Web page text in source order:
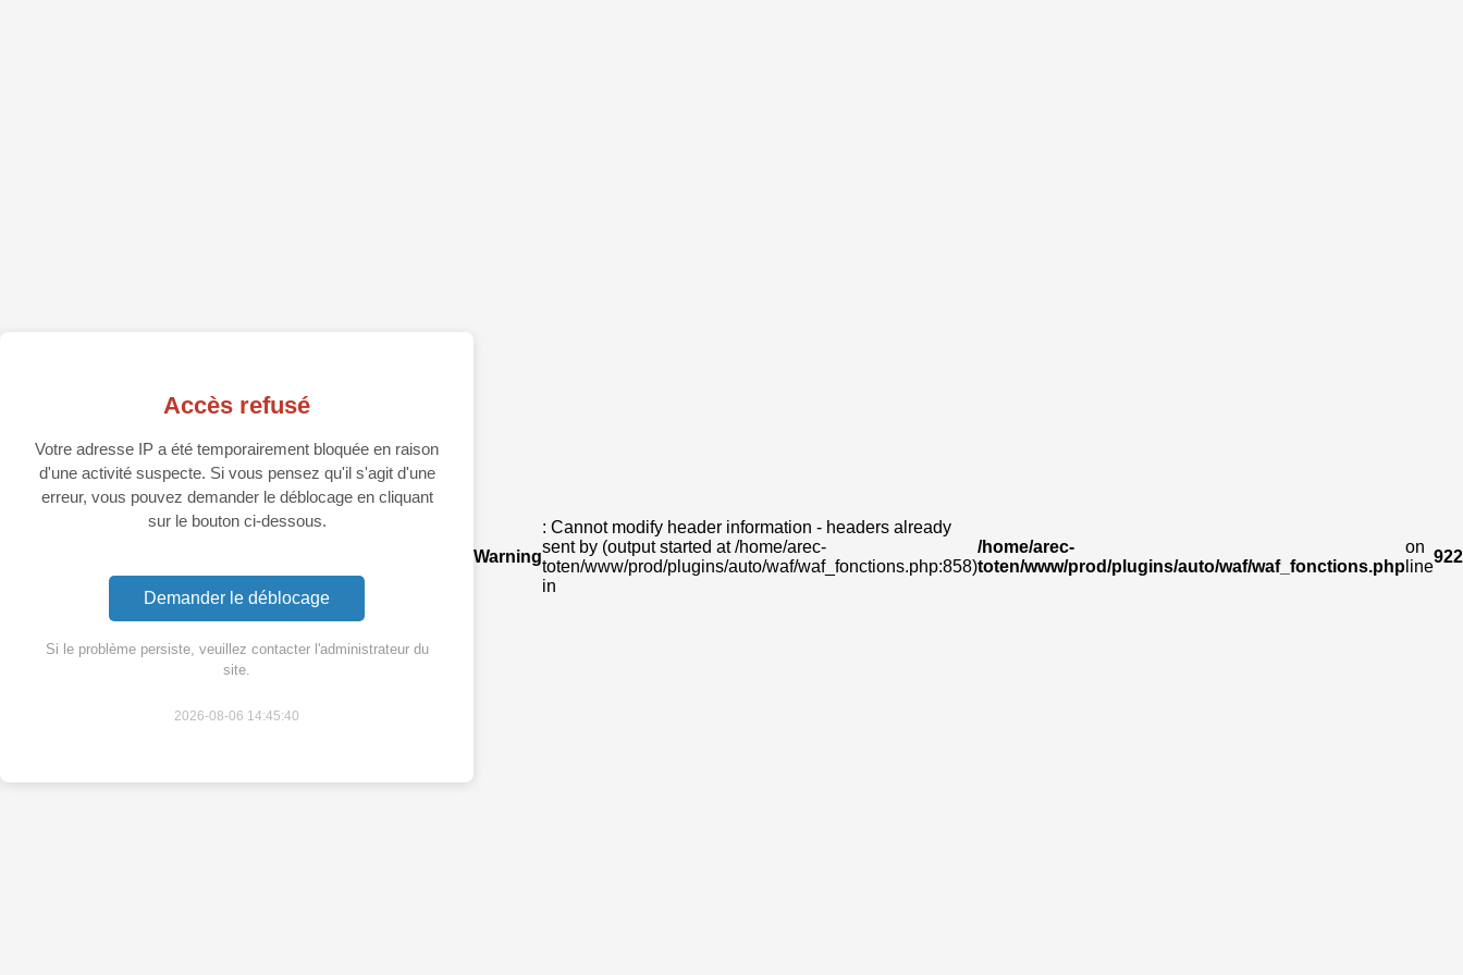
Accès refusé
Votre adresse IP a été temporairement bloquée en raison
d'une activité suspecte. Si vous pensez qu'il s'agit d'une
erreur, vous pouvez demander le déblocage en cliquant
sur le bouton ci-dessous.
Demander le déblocage
Si le problème persiste, veuillez contacter l'administrateur du
site.
2026-08-06 14:45:40
Warning
: Cannot modify header information - headers already
sent by (output started at /home/arec-
toten/www/prod/plugins/auto/waf/waf_fonctions.php:858)
in
/home/arec-
toten/www/prod/plugins/auto/waf/waf_fonctions.php
on
line
922